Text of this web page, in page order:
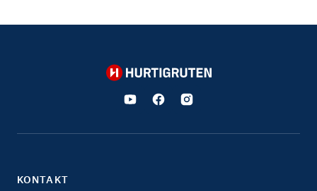
Hurtigruten
KONTAKT